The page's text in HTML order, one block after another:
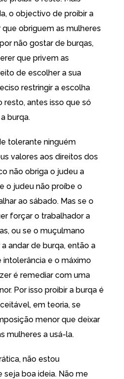
o objectivo de proibir a
obriguem as mulheres
não gostar de burqas,
que privem as
de escolher a sua
restringir a escolha
resto, antes isso que só
burqa.
tolerante ninguém
valores aos direitos dos
não obriga o judeu a
o judeu não proíbe o
ao sábado. Mas se o
forçar o trabalhador a
ou se o muçulmano
andar de burqa, então a
intolerância e o máximo
é remediar com uma
Por isso proibir a burqa é
em teoria, se
menor que deixar
mulheres a usá-la.
não estou
seja boa ideia. Não me